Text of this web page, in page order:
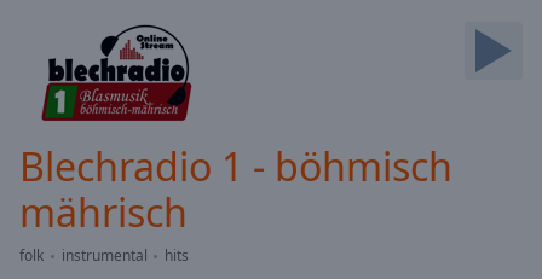
Forward
Current
Duration
Loaded:
0.00%
Blechradio 1 - böhmisch
mährisch
folk instrumental
hits